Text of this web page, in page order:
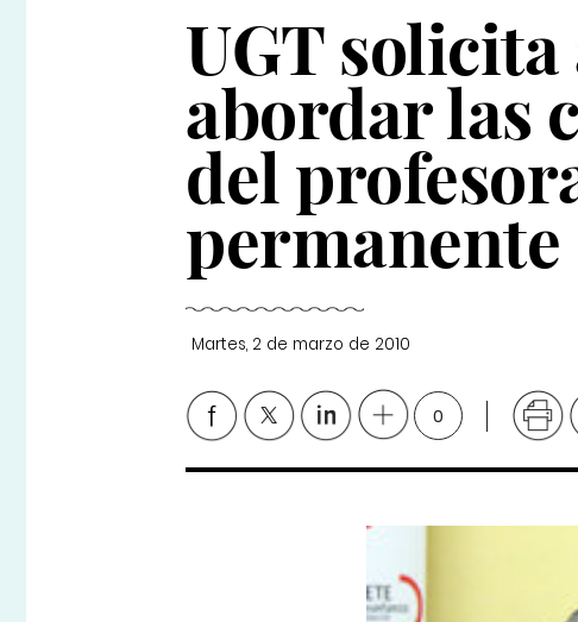
UGT
abordar las
del
permanente
Martes, 2 de marzo de 2010
0